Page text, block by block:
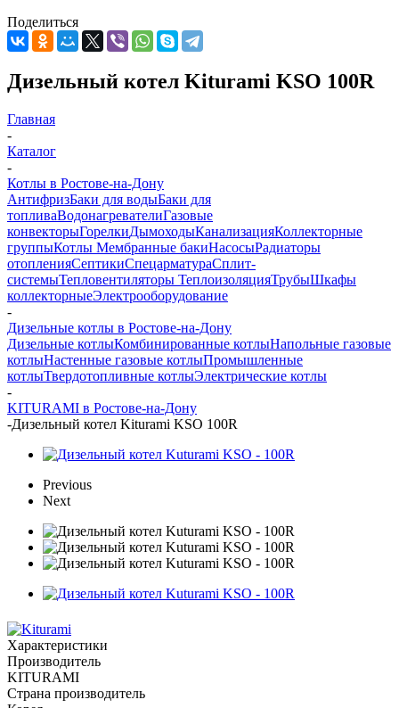
Поделиться
Дизельный котел Kiturami KSO 100R
Главная
-
Каталог
-
Котлы в Ростове-на-Дону
АнтифризБаки для водыБаки для
топливаВодонагревателиГазовые
конвекторыГорелкиДымоходыКанализацияКоллекторные
группыКотлы Мембранные бакиНасосыРадиаторы
отопленияСептикиСпецарматураСплит-
системыТепловентиляторы ТеплоизоляцияТрубыШкафы
коллекторныеЭлектрооборудование
-
Дизельные котлы в Ростове-на-Дону
Дизельные котлыКомбинированные котлыНапольные газовые
котлыНастенные газовые котлыПромышленные
котлыТвердотопливные котлыЭлектрические котлы
-
KITURAMI в Ростове-на-Дону
-Дизельный котел Kiturami KSO 100R
Previous
Next
Характеристики
Производитель
KITURAMI
Страна производитель